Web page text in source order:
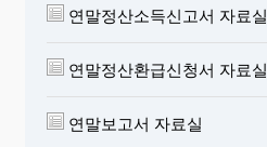
연말정산소득신고서 자료실
연말정산환급신청서 자료실
연말보고서 자료실